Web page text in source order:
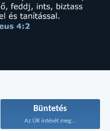
Büntetés
Az ÚR intését meg...